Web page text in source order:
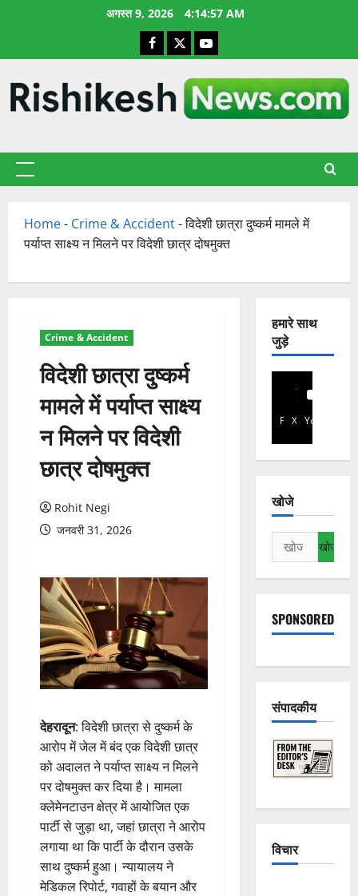
अगस्त 9, 2026 4:14:58 AM
Facebook
X YouTube
प्राथमिक
Home- Crime & Accident-विदेशी छात्रा दुष्कर्म मामले में
पर्याप्त साक्ष्य न मिलने पर विदेशी छात्र दोषमुक्त
Crime & Accident
विदेशी छात्रा दुष्कर्म
मामले में पर्याप्त साक्ष्य
न मिलने पर विदेशी
छात्र दोषमुक्त
Rohit Negi
जनवरी 31, 2026
देहरादून: विदेशी छात्रा से दुष्कर्म के
आरोप में जेल में बंद एक विदेशी छात्र
को अदालत ने पर्याप्त साक्ष्य न मिलने
पर दोषमुक्त कर दिया है। मामला
क्लेमेनटाउन क्षेत्र में आयोजित एक
पार्टी से जुड़ा था, जहां छात्रा ने आरोप
लगाया था कि पार्टी के दौरान उसके
साथ दुष्कर्म हुआ। न्यायालय ने
मेडिकल रिपोर्ट, गवाहों के बयान और
हमारे साथ
जुड़े
Facebook
X YouTube
खोजे
निम्न
को
खोजें:
SPONSORED
संपादकीय
विचार